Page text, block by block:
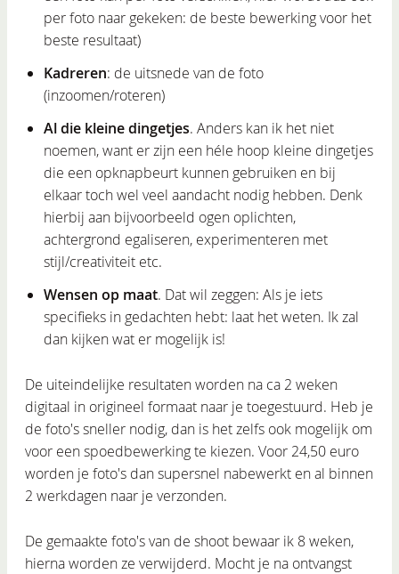
per foto naar gekeken: de beste bewerking voor het
beste resultaat)
Kadreren: de uitsnede van de foto
(inzoomen/roteren)
Al die kleine dingetjes. Anders kan ik het niet
noemen, want er zijn een héle hoop kleine dingetjes
die een opknapbeurt kunnen gebruiken en bij
elkaar toch wel veel aandacht nodig hebben. Denk
hierbij aan bijvoorbeeld ogen oplichten,
achtergrond egaliseren, experimenteren met
stijl/creativiteit etc.
Wensen op maat. Dat wil zeggen: Als je iets
specifieks in gedachten hebt: laat het weten. Ik zal
dan kijken wat er mogelijk is!
De uiteindelijke resultaten worden na ca 2 weken
digitaal in origineel formaat naar je toegestuurd. Heb je
de foto's sneller nodig, dan is het zelfs ook mogelijk om
voor een spoedbewerking te kiezen. Voor 24,50 euro
worden je foto's dan supersnel nabewerkt en al binnen
2 werkdagen naar je verzonden.
De gemaakte foto's van de shoot bewaar ik 8 weken,
hierna worden ze verwijderd. Mocht je na ontvangst